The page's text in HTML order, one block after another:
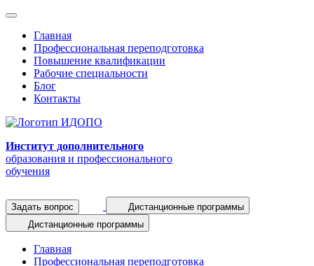
Главная
Профессиональная переподготовка
Повышение квалификации
Рабочие специальности
Блог
Контакты
Институт дополнительного
образования и профессионального
обучения
Задать вопрос
Дистанционные программы
Дистанционные программы
Главная
Профессиональная переподготовка